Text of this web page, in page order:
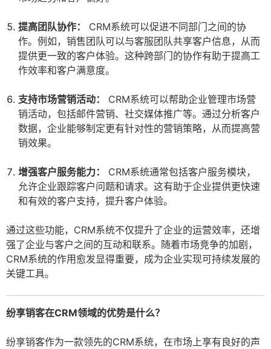
提高团队协作：
CRM系统可以促进不同部门之间的协
作。例如，销售团队可以与客服团队共享客户信息，从而
提供更一致的客户体验。这种跨部门的协作有助于提高工
作效率和客户满意度。
支持市场营销活动：
CRM系统可以帮助企业管理市场营
销活动，包括邮件营销、社交媒体推广等。通过分析客户
数据，企业能够制定更有针对性的营销策略，从而提高营
销效果。
增强客户服务能力：
CRM系统通常包括客户服务模块，
允许企业跟踪客户问题和请求。这有助于企业提供更快速
和有效的客户支持，提升客户体验。
通过这些功能，CRM系统不仅提升了企业的运营效率，还增
强了企业与客户之间的互动和联系。随着市场竞争的加剧，
CRM系统的作用愈发显得重要，成为企业实现可持续发展的
关键工具。
纷享销客在CRM领域的优势是什么？
纷享销客作为一款领先的CRM系统，在市场上享有良好的声